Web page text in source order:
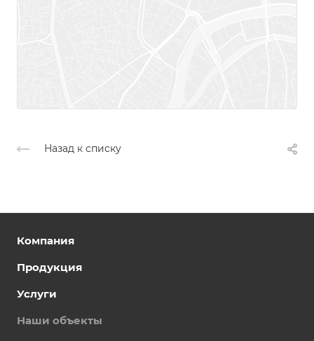
Назад к списку
Компания
Продукция
Услуги
Наши объекты